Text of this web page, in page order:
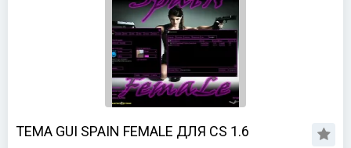
ТЕМА GUI SPAIN FEMALE ДЛЯ CS 1.6